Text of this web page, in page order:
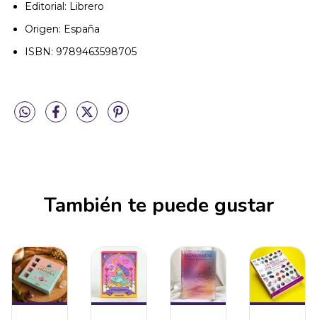
Editorial: Librero
Origen: España
ISBN: 9789463598705
También te puede gustar